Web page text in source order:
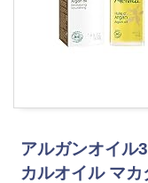
アルガンオイル
カルオイル マ